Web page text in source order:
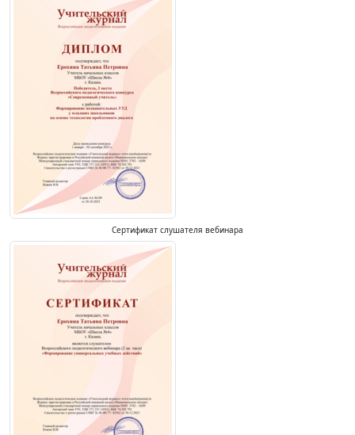
Сертификат слушателя вебинара